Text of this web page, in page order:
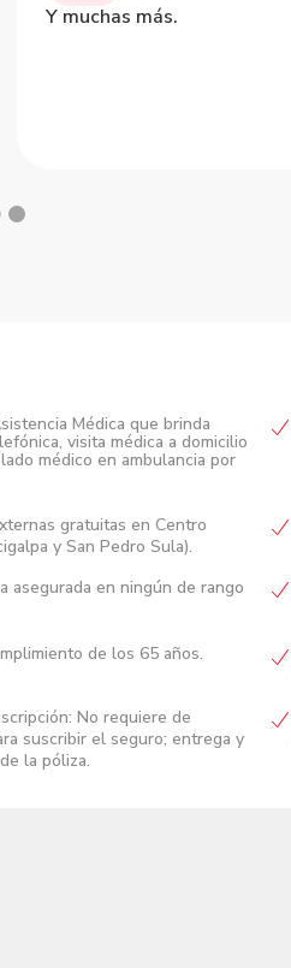
Y muchas más.
Médica que brinda
visita médica a domicilio
médico en ambulancia por
gratuitas en Centro
y San Pedro Sula).
asegurada en ningún de rango
de los 65 años.
No requiere de
suscribir el seguro; entrega y
la póliza.